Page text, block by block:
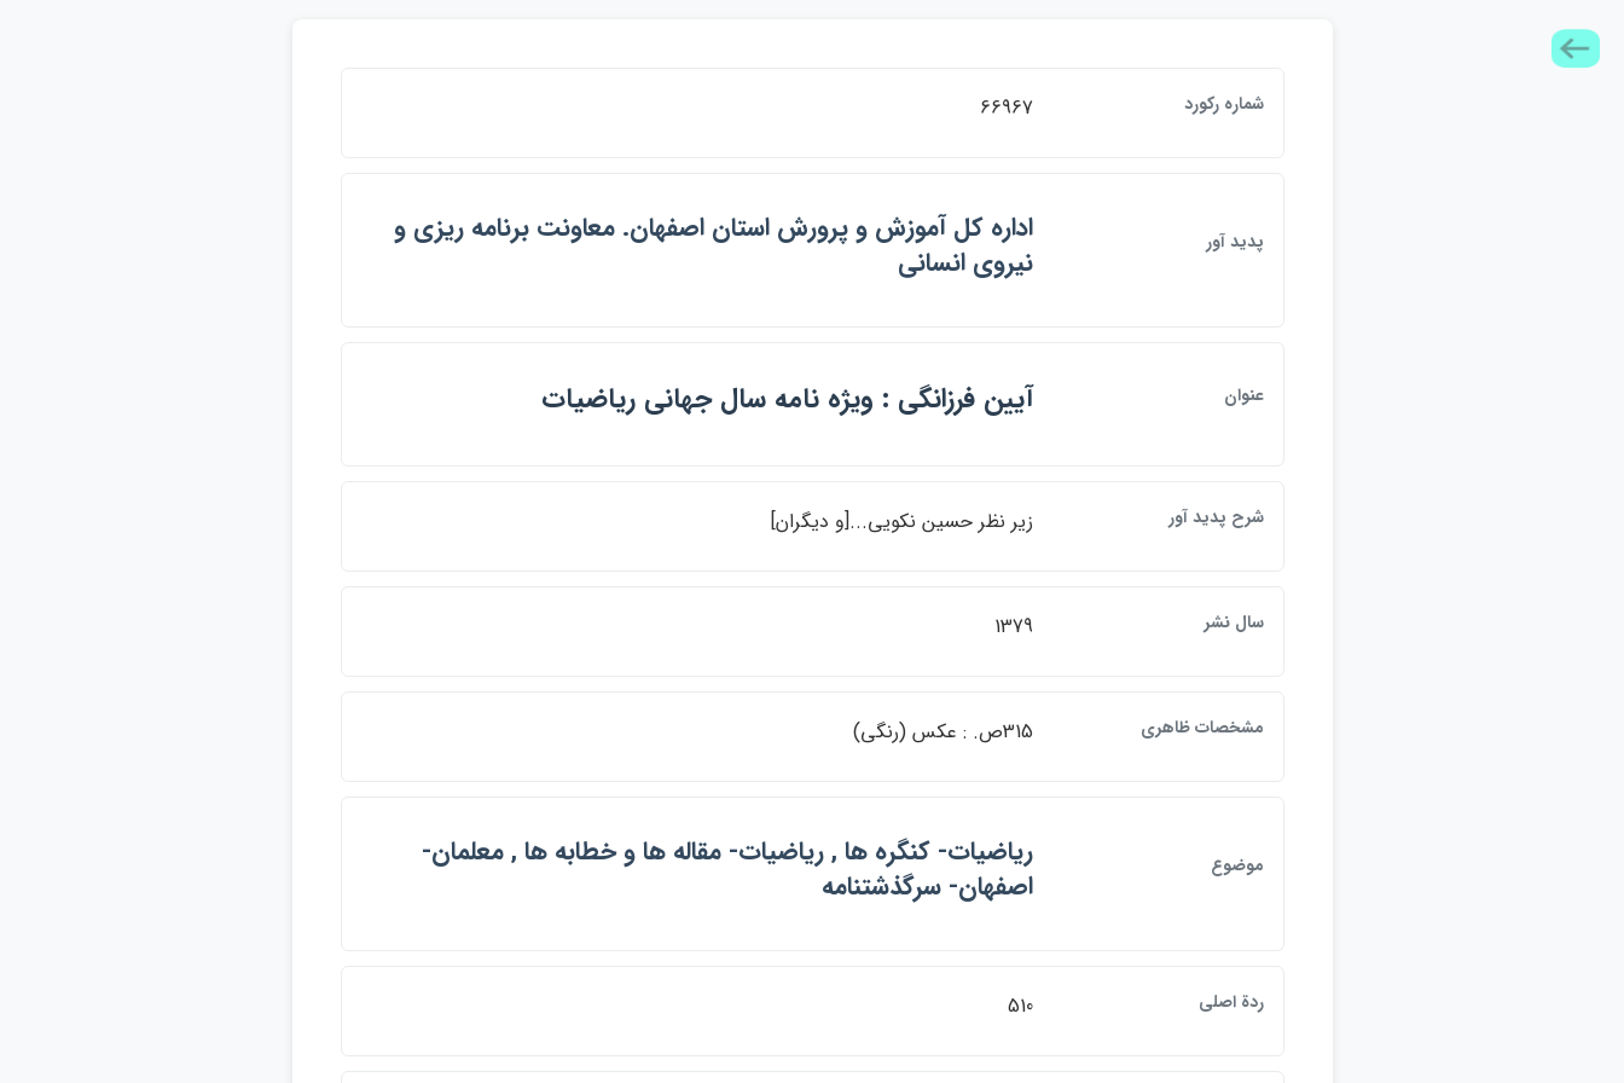
شماره ركورد 66967
پديد آور
اداره كل آموزش و پرورش استان اصفهان. معاونت برنامه ريزي و
نيروي انساني
عنوان آيين فرزانگي : ويژه نامه سال جهاني رياضيات
شرح پديد آور زير نظر حسين نكويي...[و ديگران]
سال نشر 1379
مشخصات ظاهري 315ص. : عكس (رنگي)
موضوع
رياضيات- كنگره ها , رياضيات- مقاله ها و خطابه ها , معلمان-
اصفهان- سرگذشتنامه
ردة اصلي 510